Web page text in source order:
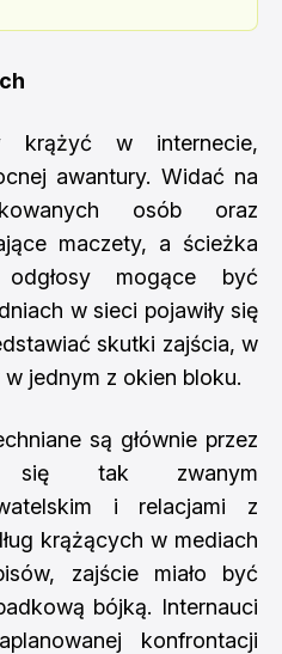
krążyć w internecie,
awantury. Widać na
osób oraz
maczety, a ścieżka
mogące być
w sieci pojawiły się
skutki zajścia, w
jednym z okien bloku.
są głównie przez
się tak zwanym
i relacjami z
krążących w mediach
zajście miało być
bójką. Internauci
konfrontacji